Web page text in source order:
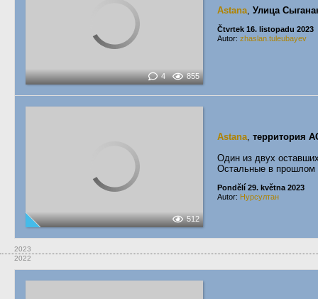
4 855
Astana, Улица
Čtvrtek 16. listopadu 2023
Autor: zhaslan.tuleubayev
512
Astana, территория
Один из двух
Остальные в прошлом
Pondělí 29. května 2023
Autor: Нурсултан
2023
2022